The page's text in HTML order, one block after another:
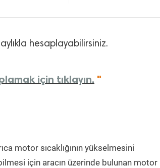
hesaplayabilirsiniz.
için tıklayın. "
motor sıcaklığının yükselmesini
için aracın üzerinde bulunan motor